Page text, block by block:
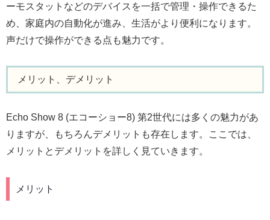
ーモスタットなどのデバイスを一括で管理・操作できるた
め、家庭内の自動化が進み、生活がより便利になります。
声だけで操作ができる点も魅力です。
メリット、デメリット
Echo Show 8 (エコーショー8) 第2世代には多くの魅力があ
りますが、もちろんデメリットも存在します。ここでは、
メリットとデメリットを詳しく見ていきます。
メリット